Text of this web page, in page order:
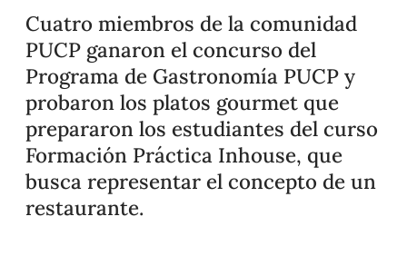
Cuatro miembros de la comunidad
PUCP ganaron el concurso del
Programa de Gastronomía PUCP y
probaron los platos gourmet que
prepararon los estudiantes del curso
Formación Práctica Inhouse, que
busca representar el concepto de un
restaurante.